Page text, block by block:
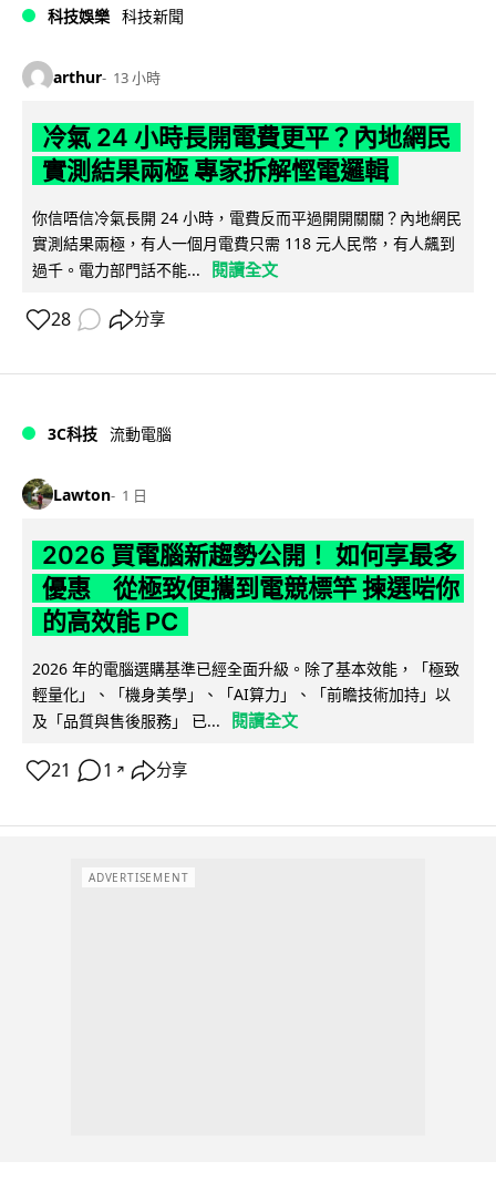
科技娛樂 科技新聞
arthur 13 小時
冷氣 24 小時長開電費更平？內地網民
實測結果兩極 專家拆解慳電邏輯
你信唔信冷氣長開 24 小時，電費反而平過開開關關？內地網民
實測結果兩極，有人一個月電費只需 118 元人民幣，有人飆到
過千。電力部門話不能...
閱讀全文
28 分享
3C科技 流動電腦
Lawton 1 日
2026 買電腦新趨勢公開！ 如何享最多
優惠 從極致便攜到電競標竿 揀選啱你
的高效能 PC
2026 年的電腦選購基準已經全面升級。除了基本效能，「極致
輕量化」、「機身美學」、「AI算力」、「前瞻技術加持」以
及「品質與售後服務」 已...
閱讀全文
21 1 ↗ 分享
ADVERTISEMENT